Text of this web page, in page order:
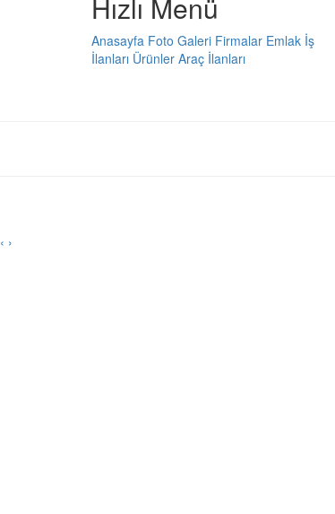
Anasayfa Foto Galeri Firmalar Emlak İş
İlanları Ürünler Araç İlanları
‹ ›